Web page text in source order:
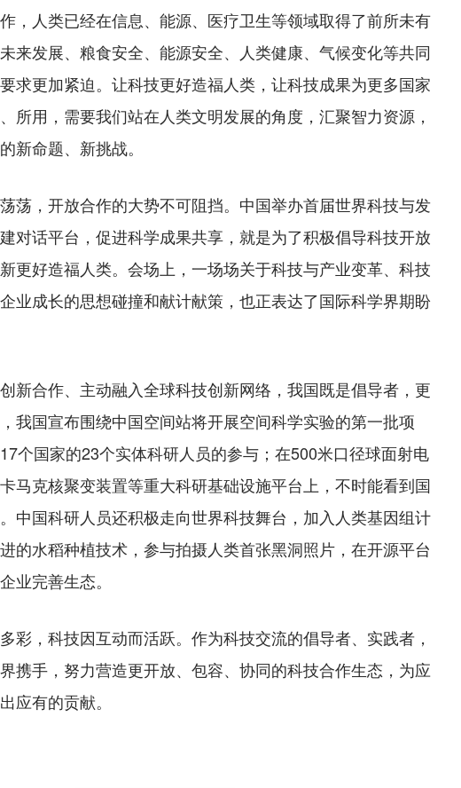
，人类已经在信息、能源、医疗卫生等领域取得了前所未有
来发展、粮食安全、能源安全、人类健康、气候变化等共同
求更加紧迫。让科技更好造福人类，让科技成果为更多国家
所用，需要我们站在人类文明发展的角度，汇聚智力资源，
新命题、新挑战。
，开放合作的大势不可阻挡。中国举办首届世界科技与发
对话平台，促进科学成果共享，就是为了积极倡导科技开放
更好造福人类。会场上，一场场关于科技与产业变革、科技
业成长的思想碰撞和献计献策，也正表达了国际科学界期盼
合作、主动融入全球科技创新网络，我国既是倡导者，更
我国宣布围绕中国空间站将开展空间科学实验的第一批项
个国家的23个实体科研人员的参与；在500米口径球面射电
马克核聚变装置等重大科研基础设施平台上，不时能看到国
中国科研人员还积极走向世界科技舞台，加入人类基因组计
的水稻种植技术，参与拍摄人类首张黑洞照片，在开源平台
业完善生态。
，科技因互动而活跃。作为科技交流的倡导者、实践者，
携手，努力营造更开放、包容、协同的科技合作生态，为应
应有的贡献。